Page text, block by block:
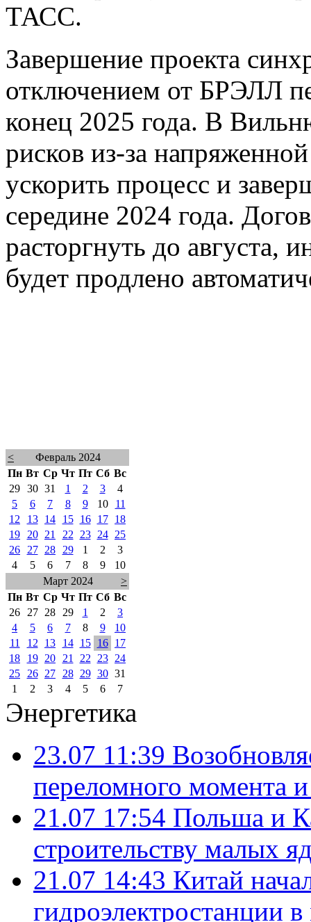
ТАСС.
Завершение проекта
отключением от БРЭЛЛ
конец 2025 года. В
рисков из-за
ускорить процесс и
середине 2024 года.
расторгнуть до августа,
будет продлено
<
Февраль 2024
Пн Вт Ср Чт Пт Сб Вс
29 30 31 1 2 3
4
5
6 7 8 9 10
11
12
13 14 15 16 17
18
19
20 21 22 23 24
25
26
27 28 29 1 2
3
4
5 6 7 8 9
10
Март 2024
>
Пн Вт Ср Чт Пт Сб Вс
26
27 28 29 1 2
3
4
5 6 7 8 9
10
11
12 13 14 15 16
17
18
19 20 21 22 23
24
25
26 27 28 29 30 31
1
2 3 4 5 6 7
Энергетика
23.07 11:39
переломного момента
21.07 17:54 Польша и
строительству малых
21.07 14:43 Китай
гидроэлектростанции